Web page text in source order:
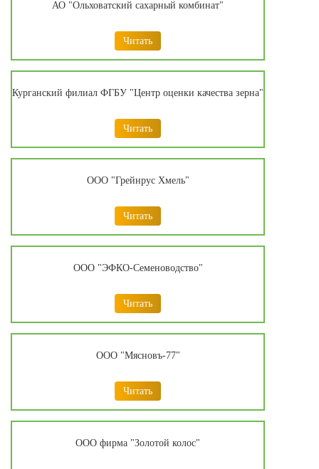
АО "Ольховатский сахарный комбинат"
Читать
Курганский филиал ФГБУ "Центр оценки качества зерна"
Читать
ООО "Грейнрус Хмель"
Читать
ООО "ЭФКО-Семеноводство"
Читать
ООО "Мясновъ-77"
Читать
ООО фирма "Золотой колос"